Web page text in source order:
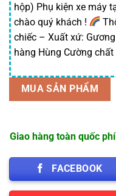
hộp) Phụ kiện xe máy
chào quý khách !
chiếc – Xuất xứ:
hàng Hùng Cường
MUA SẢN PHẨM
Giao hàng toàn quốc
FACEBOOK